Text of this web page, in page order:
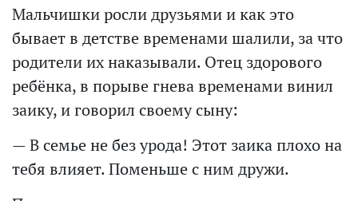
Мальчишки росли друзьями и как это
бывает в детстве временами шалили, за что
родители их наказывали. Отец здорового
ребёнка, в порыве гнева временами винил
заику, и говорил своему сыну:
— В семье не без урода! Этот заика плохо на
тебя влияет. Поменьше с ним дружи.